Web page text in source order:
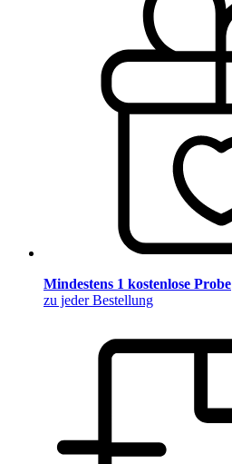
Mindestens 1 kostenlose Probe
zu jeder Bestellung